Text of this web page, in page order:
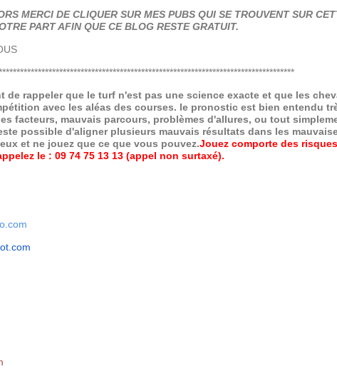
MERCI DE CLIQUER SUR MES PUBS QUI SE TROUVENT SUR
PART AFIN QUE CE BLOG RESTE GRATUIT.
de rappeler que le turf n'est pas une science exacte et que les
avec les aléas des courses. le pronostic est bien entendu
facteurs, mauvais parcours, problèmes d'allures, ou tout
possible d'aligner plusieurs mauvais résultats dans les
et ne jouez que ce que vous pouvez.Jouez comporte des
le : 09 74 75 13 13 (appel non surtaxé).